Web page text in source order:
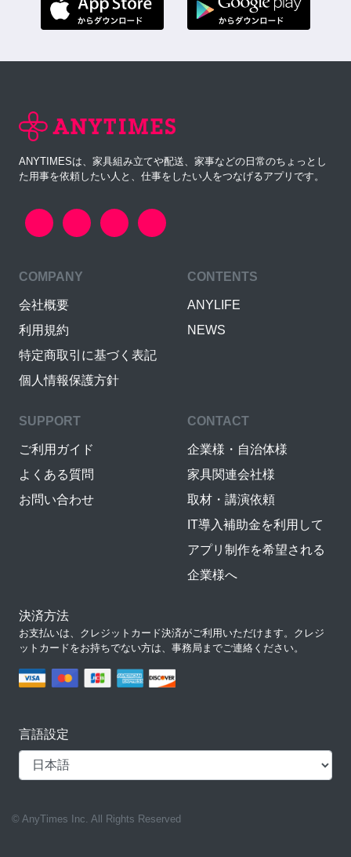
ANYTIMESは、家具組み立てや配送、家事などの日常のちょっとし
た用事を依頼したい人と、仕事をしたい人をつなげるアプリです。
COMPANY
会社概要
利用規約
特定商取引に基づく表記
個人情報保護方針
CONTENTS
ANYLIFE
NEWS
SUPPORT
ご利用ガイド
よくある質問
お問い合わせ
CONTACT
企業様・自治体様
家具関連会社様
取材・講演依頼
IT導入補助金を利用して
アプリ制作を希望される
企業様へ
決済方法
お支払いは、クレジットカード決済がご利用いただけます。クレジ
ットカードをお持ちでない方は、事務局までご連絡ください。
言語設定
© AnyTimes Inc. All Rights Reserved